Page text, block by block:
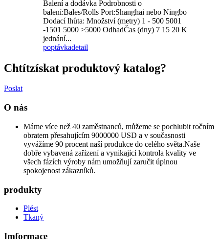
Balení a dodávka Podrobnosti o
balení:Bales/Rolls Port:Shanghai nebo Ningbo
Dodací lhůta: Množství (metry) 1 - 500 5001
-1501 5000 >5000 OdhadČas (dny) 7 15 20 K
jednání...
poptávkadetail
Chtítzískat produktový katalog?
Poslat
O nás
Máme více než 40 zaměstnanců, můžeme se pochlubit ročním
obratem přesahujícím 9000000 USD a v současnosti
vyvážíme 90 procent naší produkce do celého světa.Naše
dobře vybavená zařízení a vynikající kontrola kvality ve
všech fázích výroby nám umožňují zaručit úplnou
spokojenost zákazníků.
produkty
Plést
Tkaný
Imformace